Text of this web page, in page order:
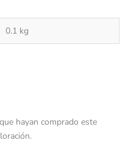
0.1 kg
hayan comprado este